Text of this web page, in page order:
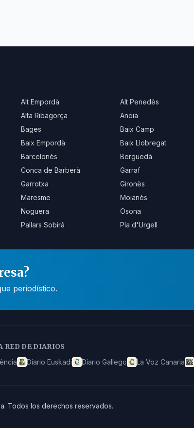
Alt Empordà
Alt Penedès
Alta Ribagorça
Anoia
Bages
Baix Camp
Baix Empordà
Baix Llobregat
Barcelonès
Berguedà
Conca de Barberà
Garraf
Garrotxa
Gironès
Maresme
Moianès
Noguera
Osona
Pallars Sobirà Pla d'Urgell
periodístico.
RED DE DIARIOS
Diario Euskadi Diario Gallego La Voz Canaria
. Todos los derechos reservados.